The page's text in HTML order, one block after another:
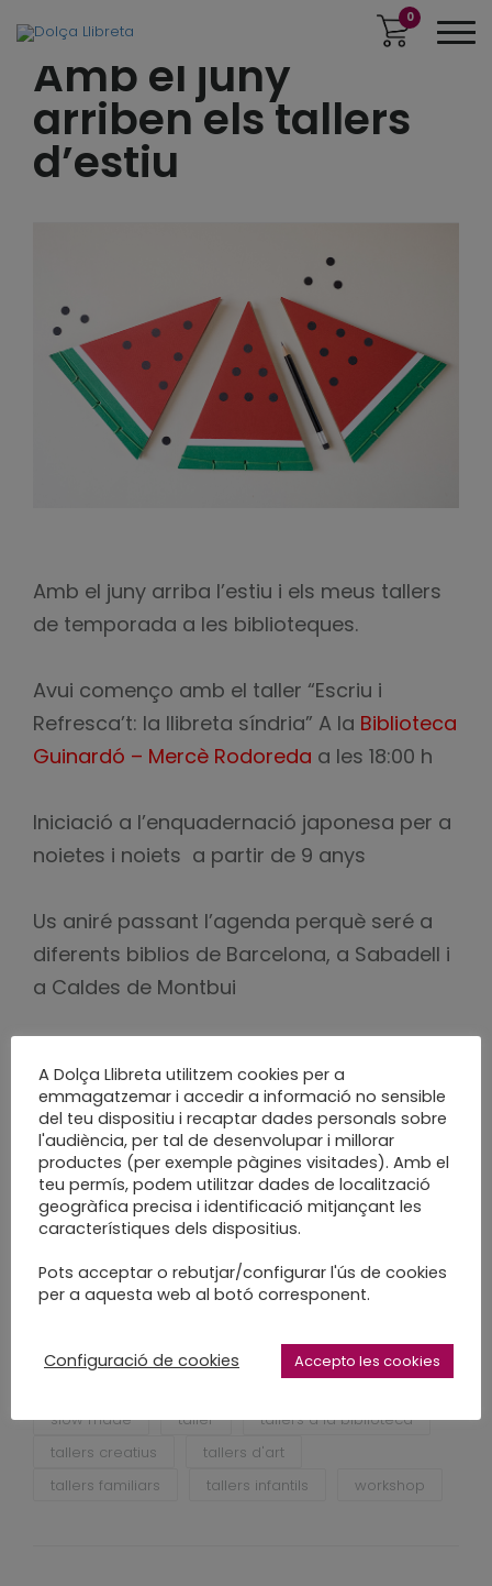
0
Amb el juny
arriben els tallers
d’estiu
Amb el juny arriba l’estiu i els meus tallers
de temporada a les biblioteques.
Avui començo amb el taller “Escriu i
Refresca’t: la llibreta síndria” A la Biblioteca
Guinardó – Mercè Rodoreda a les 18:00 h
Iniciació a l’enquadernació japonesa per a
noietes i noiets a partir de 9 anys
Us aniré passant l’agenda perquè seré a
diferents biblios de Barcelona, a Sabadell i
a Caldes de Montbui
activitats per nens
art per a totohom
biblioteca guinaró mercè rodoreda
dolça llibreta
enquadernacio sabadell
handmade
paper
sabadell
slow made
taller
tallers a la biblioteca
tallers creatius
tallers d'art
tallers familiars
tallers infantils workshop
A Dolça Llibreta utilitzem cookies per a
emmagatzemar i accedir a informació no sensible
del teu dispositiu i recaptar dades personals sobre
l'audiència, per tal de desenvolupar i millorar
productes (per exemple pàgines visitades). Amb el
teu permís, podem utilitzar dades de localització
geogràfica precisa i identificació mitjançant les
característiques dels dispositius.
Pots acceptar o rebutjar/configurar l'ús de cookies
per a aquesta web al botó corresponent.
Configuració de cookies Accepto les cookies